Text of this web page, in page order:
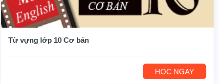
Từ vựng lớp 10 Cơ bản
HỌC NGAY